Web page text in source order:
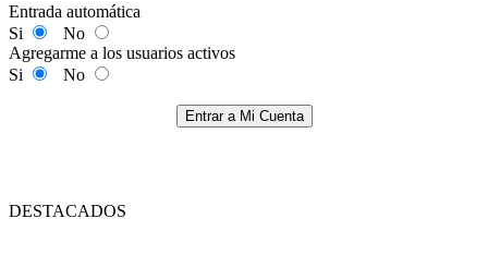
Entrada automática
Si
No
Agregarme a los usuarios activos
Si
No
Entrar a Mi Cuenta
DESTACADOS